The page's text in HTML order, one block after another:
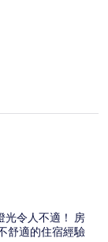
光令人不適！ 房
舒適的住宿經驗